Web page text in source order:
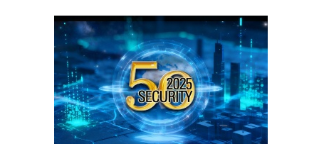
y，以海量数据底座赋能“与AI同游”新
体验